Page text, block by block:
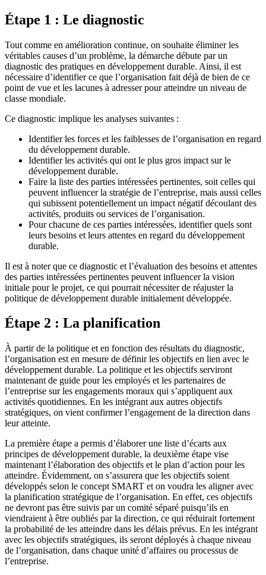
Étape 1 : Le diagnostic
Tout comme en amélioration continue, on souhaite éliminer les
véritables causes d’un problème, la démarche débute par un
diagnostic des pratiques en développement durable. Ainsi, il est
nécessaire d’identifier ce que l’organisation fait déjà de bien de ce
point de vue et les lacunes à adresser pour atteindre un niveau de
classe mondiale.
Ce diagnostic implique les analyses suivantes :
Identifier les forces et les faiblesses de l’organisation en regard
du développement durable.
Identifier les activités qui ont le plus gros impact sur le
développement durable.
Faire la liste des parties intéressées pertinentes, soit celles qui
peuvent influencer la stratégie de l’entreprise, mais aussi celles
qui subissent potentiellement un impact négatif découlant des
activités, produits ou services de l’organisation.
Pour chacune de ces parties intéressées, identifier quels sont
leurs besoins et leurs attentes en regard du développement
durable.
Il est à noter que ce diagnostic et l’évaluation des besoins et attentes
des parties intéressées pertinentes peuvent influencer la vision
initiale pour le projet, ce qui pourrait nécessiter de réajuster la
politique de développement durable initialement développée.
Étape 2 : La planification
À partir de la politique et en fonction des résultats du diagnostic,
l’organisation est en mesure de définir les objectifs en lien avec le
développement durable. La politique et les objectifs serviront
maintenant de guide pour les employés et les partenaires de
l’entreprise sur les engagements moraux qui s’appliquent aux
activités quotidiennes. En les intégrant aux autres objectifs
stratégiques, on vient confirmer l’engagement de la direction dans
leur atteinte.
La première étape a permis d’élaborer une liste d’écarts aux
principes de développement durable, la deuxième étape vise
maintenant l’élaboration des objectifs et le plan d’action pour les
atteindre. Évidemment, on s’assurera que les objectifs soient
développés selon le concept SMART et on voudra les aligner avec
la planification stratégique de l’organisation. En effet, ces objectifs
ne devront pas être suivis par un comité séparé puisqu’ils en
viendraient à être oubliés par la direction, ce qui réduirait fortement
la probabilité de les atteindre dans les délais prévus. En les intégrant
avec les objectifs stratégiques, ils seront déployés à chaque niveau
de l’organisation, dans chaque unité d’affaires ou processus de
l’entreprise.